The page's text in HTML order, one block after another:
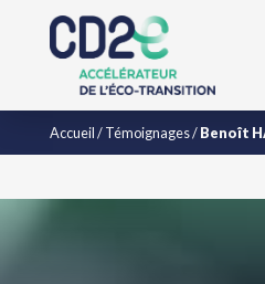
Accueil/Témoignages/Benoît